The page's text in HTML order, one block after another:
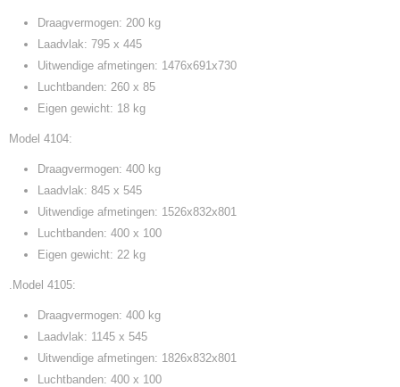
Draagvermogen: 200 kg
Laadvlak: 795 x 445
Uitwendige afmetingen: 1476x691x730
Luchtbanden: 260 x 85
Eigen gewicht: 18 kg
Model 4104:
Draagvermogen: 400 kg
Laadvlak: 845 x 545
Uitwendige afmetingen: 1526x832x801
Luchtbanden: 400 x 100
Eigen gewicht: 22 kg
.Model 4105:
Draagvermogen: 400 kg
Laadvlak: 1145 x 545
Uitwendige afmetingen: 1826x832x801
Luchtbanden: 400 x 100